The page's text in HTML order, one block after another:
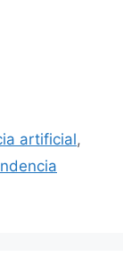
artificial,